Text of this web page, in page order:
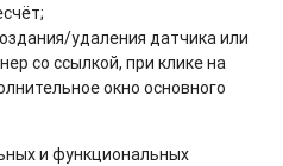
удаления датчика или
со ссылкой, при клике на
окно основного
и функциональных